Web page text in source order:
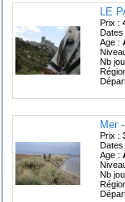
LE
Prix :
Dates
Age :
Nb
Mer
Prix :
Dates
Age :
Nb